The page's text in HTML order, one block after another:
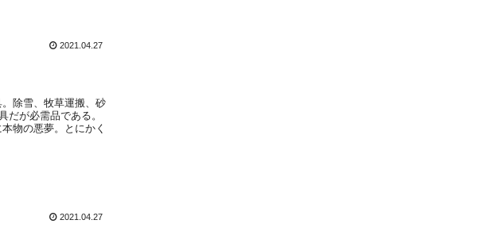
2021.04.27
除雪、牧草運搬、砂
だが必需品である。
物の悪夢。とにかく
2021.04.27